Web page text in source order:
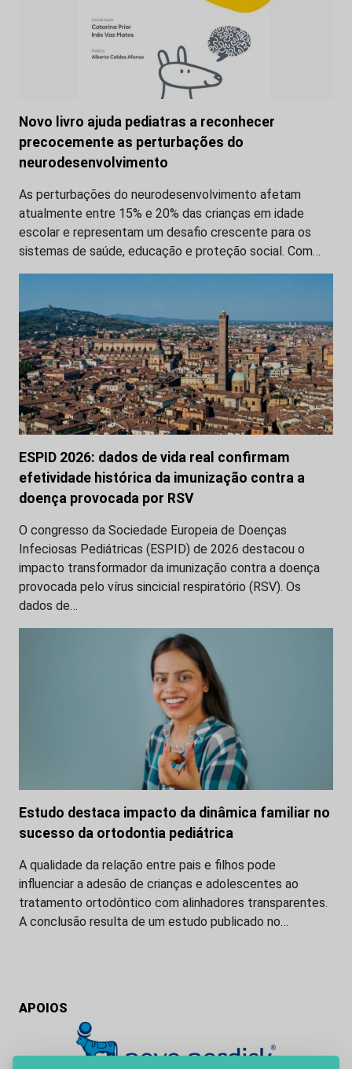
Novo livro ajuda pediatras a reconhecer
precocemente as perturbações do
neurodesenvolvimento
As perturbações do neurodesenvolvimento afetam
atualmente entre 15% e 20% das crianças em idade
escolar e representam um desafio crescente para os
sistemas de saúde, educação e proteção social. Com…
ESPID 2026: dados de vida real confirmam
efetividade histórica da imunização contra a
doença provocada por RSV
O congresso da Sociedade Europeia de Doenças
Infeciosas Pediátricas (ESPID) de 2026 destacou o
impacto transformador da imunização contra a doença
provocada pelo vírus sincicial respiratório (RSV). Os
dados de…
Estudo destaca impacto da dinâmica familiar no
sucesso da ortodontia pediátrica
A qualidade da relação entre pais e filhos pode
influenciar a adesão de crianças e adolescentes ao
tratamento ortodôntico com alinhadores transparentes.
A conclusão resulta de um estudo publicado no…
APOIOS